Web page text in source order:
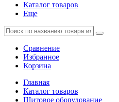
Каталог товаров
Еще
Сравнение
Избранное
Корзина
Главная
Каталог товаров
Щитовое оборудование